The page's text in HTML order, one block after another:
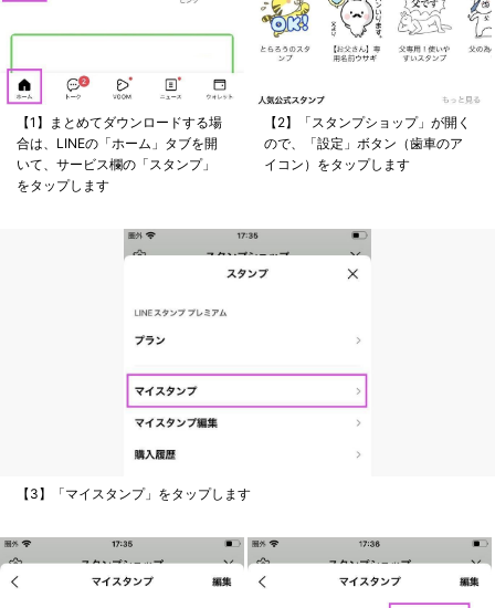
【1】まとめてダウンロードする場
合は、LINEの「ホーム」タブを開
いて、サービス欄の「スタンプ」
をタップします
【2】「スタンプショップ」が開く
ので、「設定」ボタン（歯車のア
イコン）をタップします
【3】「マイスタンプ」をタップします